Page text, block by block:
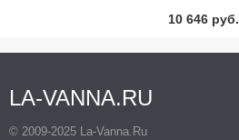
10 646 руб.
LA-VANNA.RU
© 2009-2025 La-Vanna.Ru